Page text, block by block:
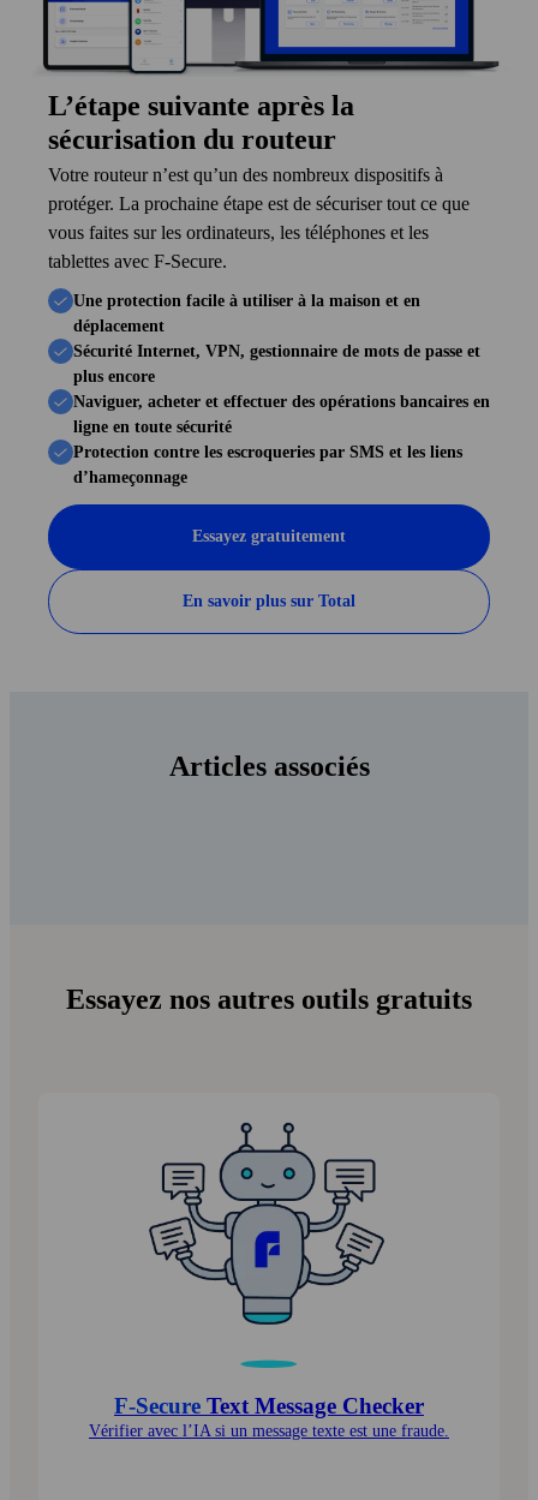
connus
Nous utilisons l’IA pour rédiger les descriptions techniques
en termes simples. Notre outil affiche jusqu’à 10
vulnérabilités les plus récentes.
3
Vérifier les recommandations de sécurité
Lisez les conseils sur la façon d’améliorer la sécurité de
votre routeur.
L’étape suivante après la
sécurisation du routeur
Votre routeur n’est qu’un des nombreux dispositifs à
protéger. La prochaine étape est de sécuriser tout ce que
vous faites sur les ordinateurs, les téléphones et les
tablettes avec F‑Secure.
Une protection facile à utiliser à la maison et en
déplacement
Sécurité Internet, VPN, gestionnaire de mots de passe et
plus encore
Naviguer, acheter et effectuer des opérations bancaires en
ligne en toute sécurité
Protection contre les escroqueries par SMS et les liens
d’hameçonnage
Essayez gratuitement
En savoir plus sur Total
Articles associés
Essayez nos autres outils gratuits
F‑Secure Text Message Checker
Vérifier avec l’IA si un message texte est une fraude.